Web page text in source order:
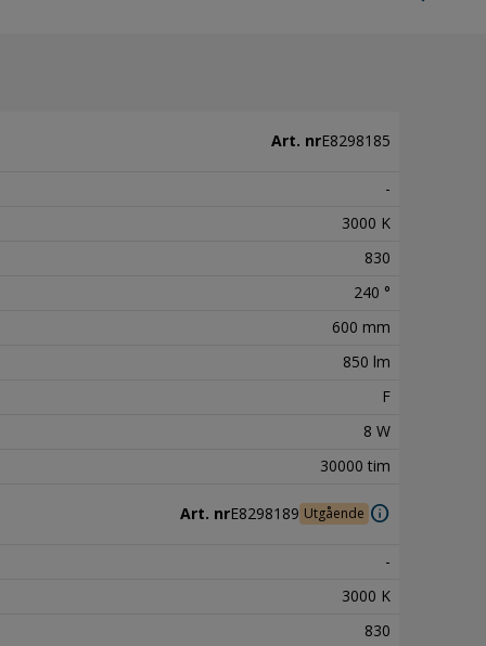
Art. nrE8298185
-
3000 K
830
240 °
600 mm
850 lm
F
8 W
30000 tim
Art. nrE8298189 Utgående info
-
3000 K
830